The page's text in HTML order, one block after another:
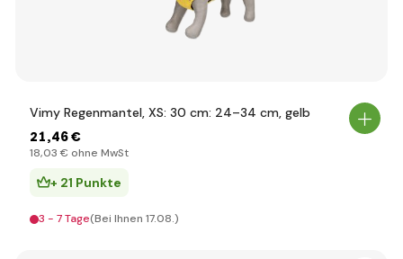
Vimy Regenmantel, XS: 30 cm: 24–34 cm, gelb
21,46 €
18,03 € ohne MwSt
+ 21 Punkte
3 - 7 Tage(Bei Ihnen 17.08.)